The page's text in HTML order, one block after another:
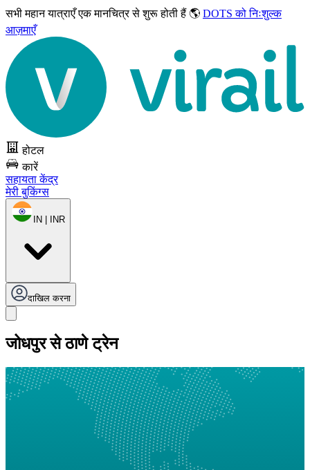
सभी महान यात्राएँएक मानचित्र से शुरू होती हैं 🌎 DOTS को निःशुल्क
आज़माएँ
होटल
कारें
सहायता केंद्र
मेरी बुकिंग्स
IN | INR
दाखिल करना
जोधपुर से ठाणे ट्रेन